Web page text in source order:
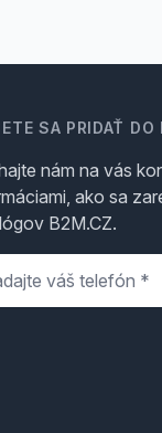
SA PRIDAŤ
nám na vás
ako sa
B2M.CZ.